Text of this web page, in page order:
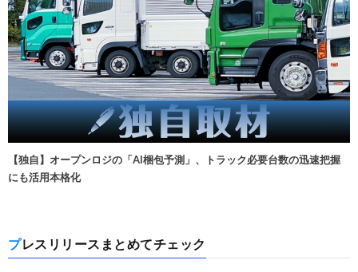
【独自】オープンロジの「AI梱包予測」、トラック必要台数の迅速把握
にも活用本格化
プレスリリースまとめてチェック